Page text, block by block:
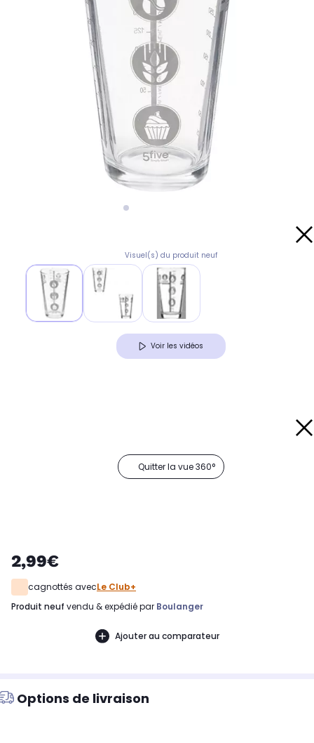
Visuel(s) du produit neuf
Voir les vidéos
Quitter la vue 360°
2,99€
cagnottés avecLe Club+
produit neuf vendu & expédié par Boulanger
Ajouter au comparateur
Options de livraison